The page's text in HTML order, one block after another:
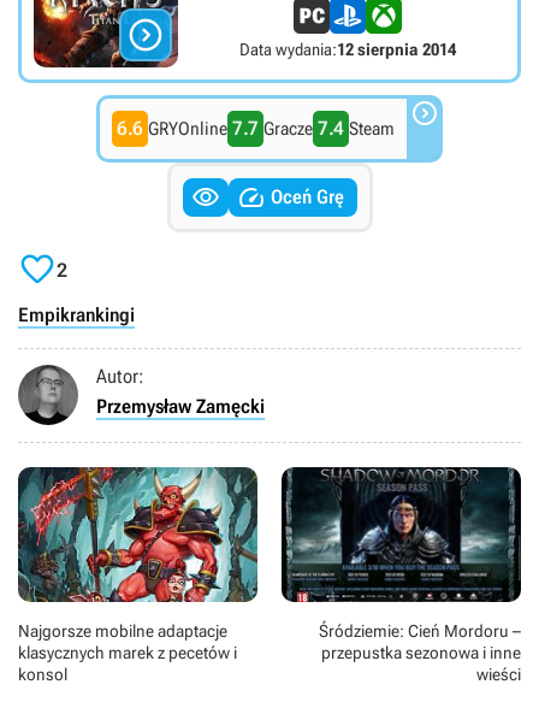
 Data wydania:12 sierpnia 2014
6.6 GRYOnline 7.7 Gracze 7.4 Steam 
  Oceń Grę
2
Empikrankingi
Autor:
Przemysław Zamęcki
Najgorsze mobilne adaptacje
klasycznych marek z pecetów i
konsol
Śródziemie: Cień Mordoru –
przepustka sezonowa i inne
wieści